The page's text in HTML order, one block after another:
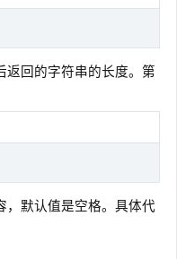
返回的字符串的长度。第
，默认值是空格。具体代